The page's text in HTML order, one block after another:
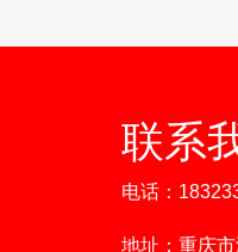
联系
电话：
地址：重庆